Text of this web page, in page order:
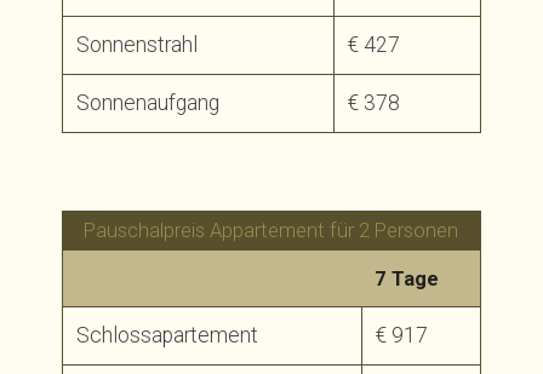
Sonnenstrahl € 427
Sonnenaufgang € 378
Pauschalpreis Appartement für 2 Personen
7 Tage
Schlossapartement € 917